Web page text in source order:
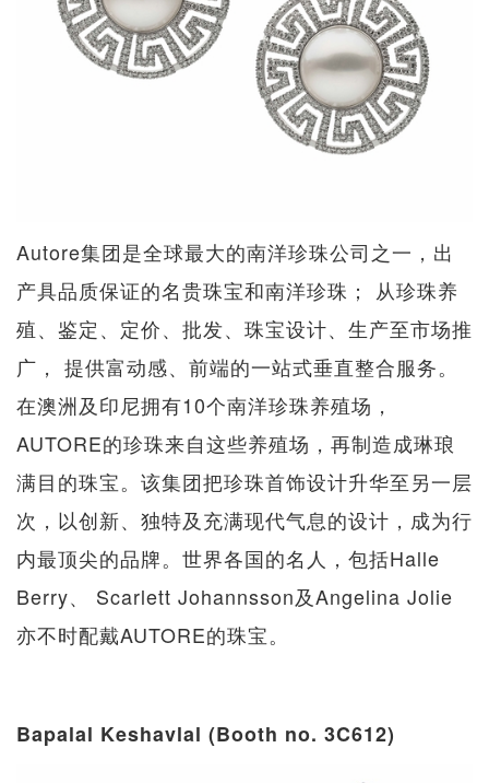
Autore集团是全球最大的南洋珍珠公司之一，出
产具品质保证的名贵珠宝和南洋珍珠； 从珍珠养
殖、鉴定、定价、批发、珠宝设计、生产至市场推
广， 提供富动感、前端的一站式垂直整合服务。
在澳洲及印尼拥有10个南洋珍珠养殖场，
AUTORE的珍珠来自这些养殖场，再制造成琳琅
满目的珠宝。该集团把珍珠首饰设计升华至另一层
次，以创新、独特及充满现代气息的设计，成为行
内最顶尖的品牌。世界各国的名人，包括Halle
Berry、 Scarlett Johannsson及Angelina Jolie
亦不时配戴AUTORE的珠宝。
Bapalal Keshavlal (Booth no. 3C612)